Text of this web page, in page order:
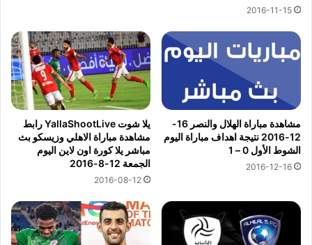
2016-11-15
مشاهدة مباراة الهلال والنصر 16-
12-2016 نتيجة اهداف مباراة اليوم
الشوط الأول 0 – 1
2016-12-16
يلا شوت YallaShootLive رابط
مشاهدة مباراة الاهلي وزيسكو بث
مباشر يلا كورة اون لاين اليوم
الجمعة 12-8-2016
2016-08-12